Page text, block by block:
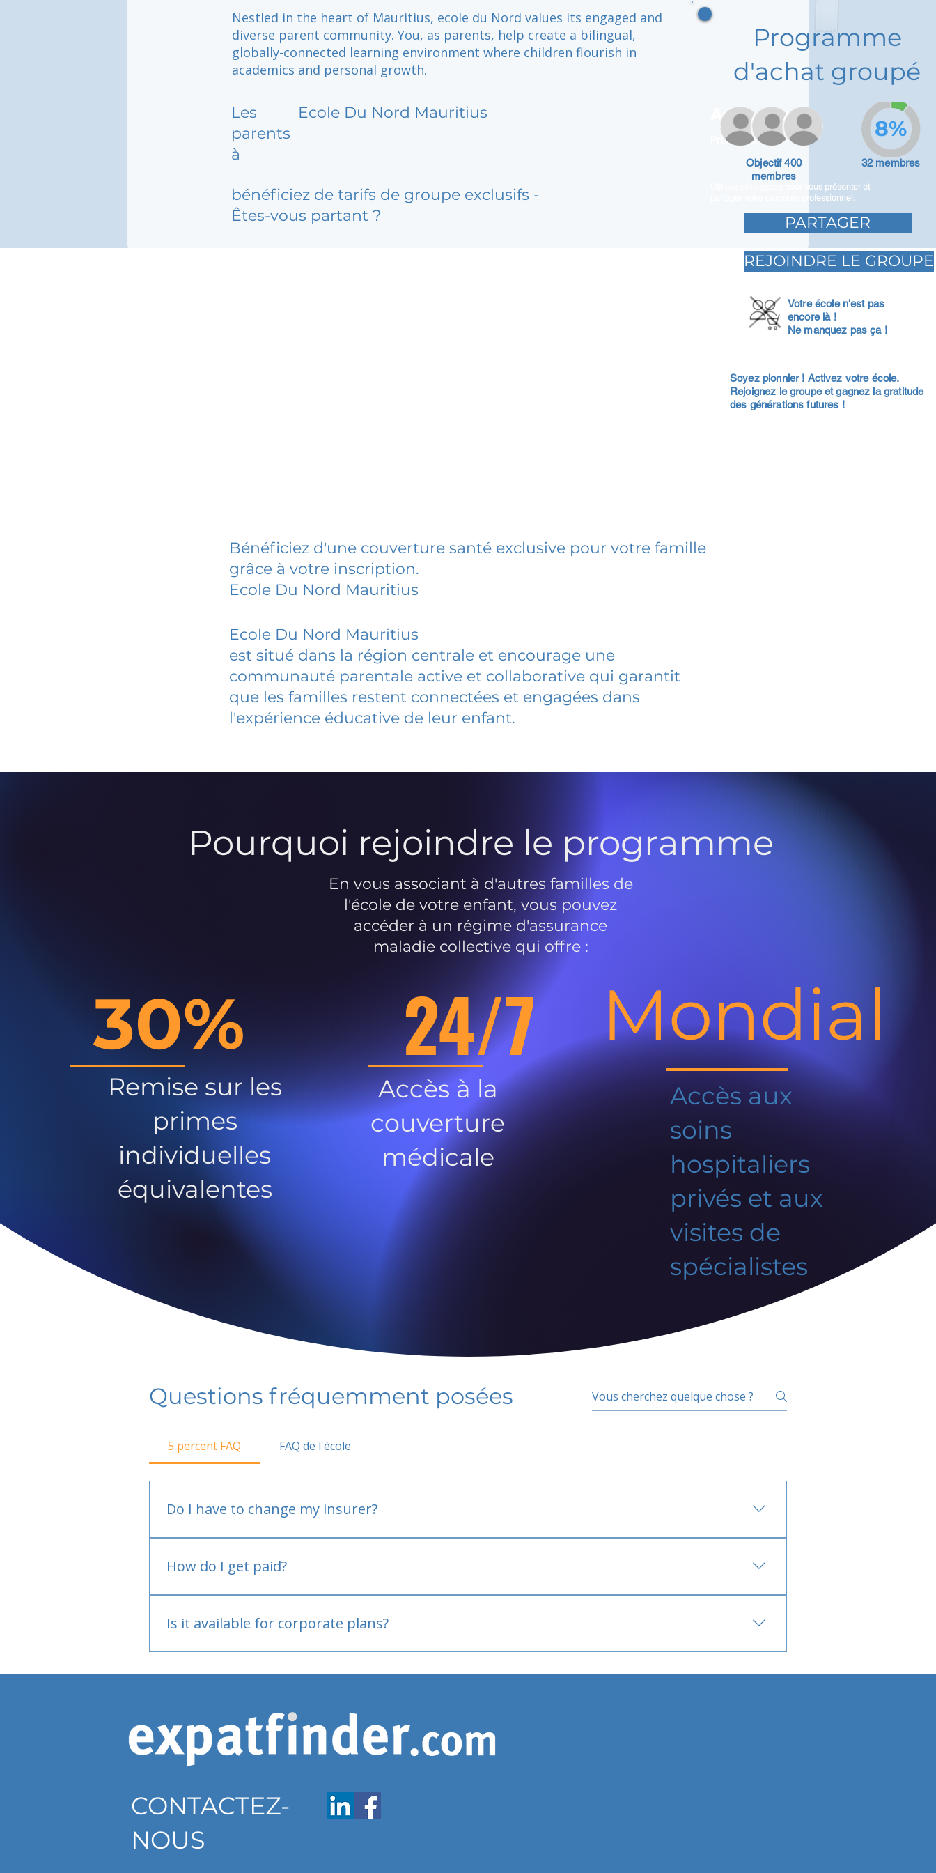
Nestled in the heart of Mauritius, ecole du Nord values its engaged and
diverse parent community. You, as parents, help create a bilingual,
globally-connected learning environment where children flourish in
academics and personal growth.
Les
parents
à
Ecole Du Nord Mauritius
bénéficiez de tarifs de groupe exclusifs -
Êtes-vous partant ?
Adam Caar
Promoteur
Utilisez cet espace pour vous présenter et
partager votre parcours professionnel.
Programme
d'achat groupé
Objectif 400
membres
32 membres
8%
PARTAGER
REJOINDRE LE GROUPE
Votre école n'est pas
encore là !
Ne manquez pas ça !
Soyez pionnier ! Activez votre école.
Rejoignez le groupe et gagnez la gratitude
des générations futures !
Bénéficiez d'une couverture santé exclusive pour votre famille
grâce à votre inscription.
Ecole Du Nord Mauritius
Ecole Du Nord Mauritius
est situé dans la région centrale et encourage une
communauté parentale active et collaborative qui garantit
que les familles restent connectées et engagées dans
l'expérience éducative de leur enfant.
Pourquoi rejoindre le programme
En vous associant à d'autres familles de
l'école de votre enfant, vous pouvez
accéder à un régime d'assurance
maladie collective qui offre :
30%
Remise sur les
primes
individuelles
équivalentes
24/7
Accès à la
couverture
médicale
Mondial
Accès aux
soins
hospitaliers
privés et aux
visites de
spécialistes
Questions fréquemment posées
5 percent FAQ FAQ de l'école
Do I have to change my insurer?
How do I get paid?
Is it available for corporate plans?
CONTACTEZ-
NOUS